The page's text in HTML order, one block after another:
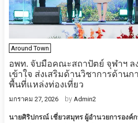
Around Town
อพท. จับมือคณะสถาปัตย์ จุฬาฯ ล
เข้าใจ ส่งเสริมด้านวิชาการด้าน
พื้นที่แหล่งท่องเที่ยว
มกราคม 27, 2026 by Admin2
นายศิริปกรณ์ เชี่ยวสมุทร ผู้อำนวยการอง